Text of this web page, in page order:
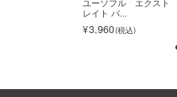
レイト パ...
3,960